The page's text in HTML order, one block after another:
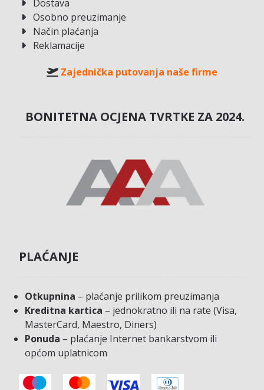
Dostava
Osobno preuzimanje
Način plaćanja
Reklamacije
Zajednička putovanja naše firme
BONITETNA OCJENA TVRTKE ZA 2024.
PLAĆANJE
Otkupnina – plaćanje prilikom preuzimanja
Kreditna kartica – jednokratno ili na rate (Visa,
MasterCard, Maestro, Diners)
Ponuda – plaćanje Internet bankarstvom ili
općom uplatnicom